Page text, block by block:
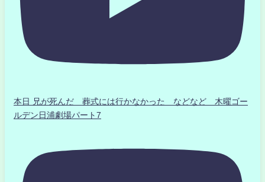
本日 兄が死んだ 葬式には行かなかった などなど 木曜ゴー
ルデン日浦劇場パート7